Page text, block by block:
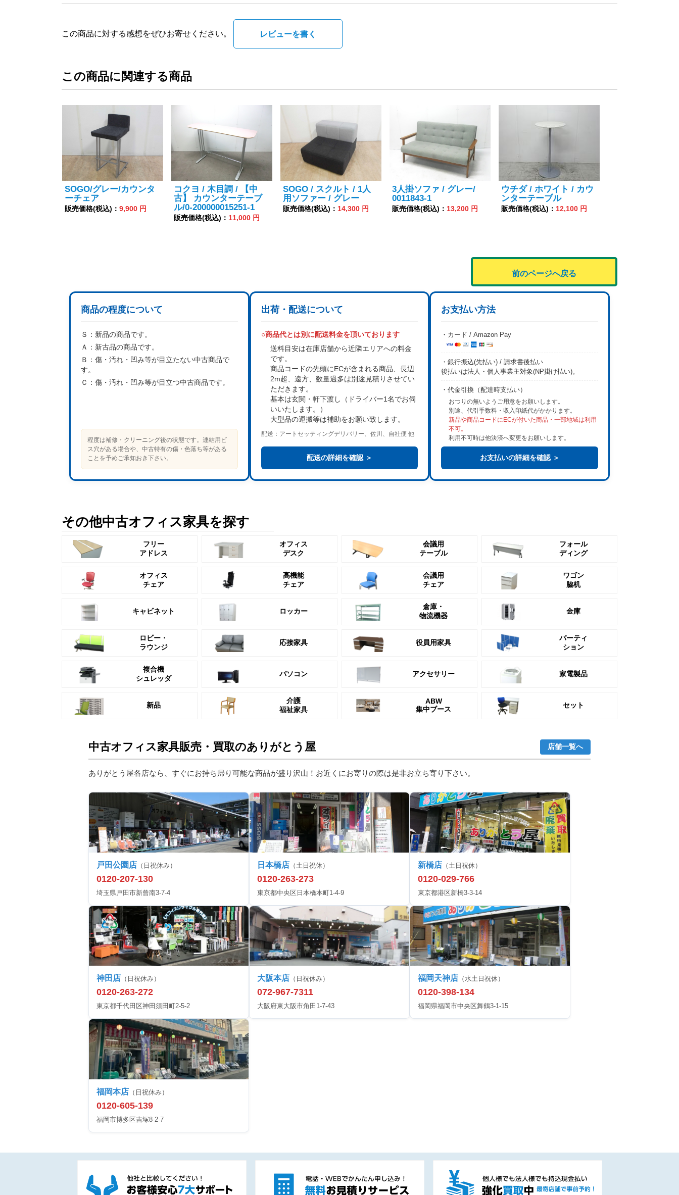
この商品に対する感想をぜひお寄せください。 レビューを書く
この商品に関連する商品
SOGO/グレー/カウンタ
ーチェア
販売価格(税込)： 9,900 円
コクヨ / 木目調 / 【中
古】 カウンターテーブ
ル/0-200000015251-1
販売価格(税込)： 11,000 円
SOGO / スクルト / 1人
用ソファー / グレー
販売価格(税込)： 14,300 円
3人掛ソファ / グレー/
0011843-1
販売価格(税込)： 13,200 円
ウチダ / ホワイト / カウ
ンターテーブル
販売価格(税込)： 12,100 円
前のページへ戻る
商品の程度について
Ｓ： 新品の商品です。
Ａ： 新古品の商品です。
Ｂ： 傷・汚れ・凹み等が目立たない中古商品で
す。
Ｃ： 傷・汚れ・凹み等が目立つ中古商品です。
程度は補修・クリーニング後の状態です。連結用ビ
ス穴がある場合や、中古特有の傷・色落ち等がある
ことを予めご承知おき下さい。
出荷・配送について
○商品代とは別に配送料金を頂いております
送料目安は在庫店舗から近隣エリアへの料金
です。
商品コードの先頭にECが含まれる商品、長辺
2m超、遠方、数量過多は別途見積り させてい
ただきます。
基本は玄関・軒下渡し
（ドライバー1名でお伺
いいたします。）
大型品の運搬等は補助をお願い致します。
配送：アートセッティングデリバリー、佐川、自社便 他
配送の詳細を確認 ＞
お支払い方法
・カード / Amazon Pay
・銀行振込(先払い) / 請求書後払い
後払いは法人・個人事業主対象(NP掛け払い)。
・代金引換（配達時支払い）
おつりの無いようご用意をお願いします。
別途、代引手数料・収入印紙代がかかります。
新品や商品コードにECが付いた商品・一部地域は利用
不可。
利用不可時は他決済へ変更をお願いします。
お支払いの詳細を確認 ＞
その他中古オフィス家具を探す
フリー
アドレス
オフィス
デスク
会議用
テーブル
フォール
ディング
オフィス
チェア
高機能
チェア
会議用
チェア
ワゴン
脇机
キャビネット ロッカー
倉庫・
物流機器
金庫
ロビー・
ラウンジ
応接家具 役員用家具
パーティ
ション
複合機
シュレッダ
パソコン アクセサリー 家電製品
新品
介護
福祉家具
ABW
集中ブース
セット
中古オフィス家具販売・買取のありがとう屋 店舗一覧へ
ありがとう屋各店なら、すぐにお持ち帰り可能な商品が盛り沢山！お近くにお寄りの際は是非お立ち寄り下さい。
戸田公園店 （日祝休み）
0120-207-130
埼玉県戸田市新曾南3-7-4
日本橋店 （土日祝休）
0120-263-273
東京都中央区日本橋本町1-4-9
新橋店 （土日祝休）
0120-029-766
東京都港区新橋3-3-14
神田店 （日祝休み）
0120-263-272
東京都千代田区神田須田町2-5-2
大阪本店 （日祝休み）
072-967-7311
大阪府東大阪市角田1-7-43
福岡天神店 （水土日祝休）
0120-398-134
福岡県福岡市中央区舞鶴3-1-15
福岡本店 （日祝休み）
0120-605-139
福岡市博多区吉塚8-2-7